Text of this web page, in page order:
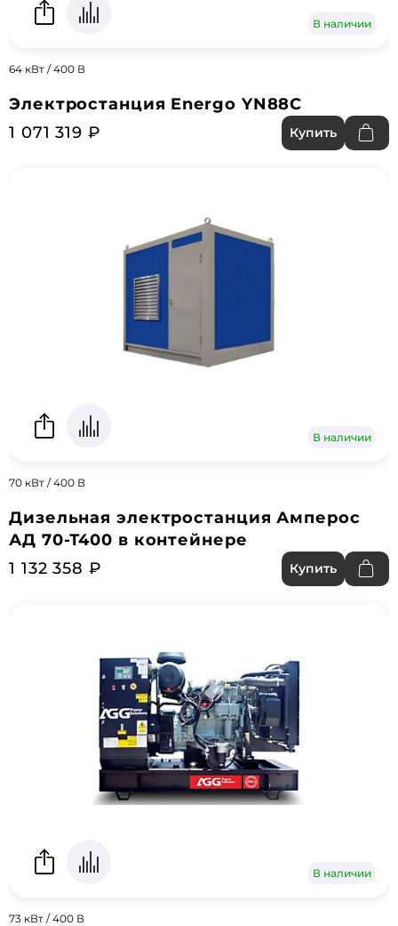
В наличии
64 кВт / 400 В
Электростанция Energo YN88C
1 071 319 ₽
Купить
В наличии
70 кВт / 400 В
Дизельная электростанция Амперос
АД 70-Т400 в контейнере
1 132 358 ₽
Купить
В наличии
73 кВт / 400 В